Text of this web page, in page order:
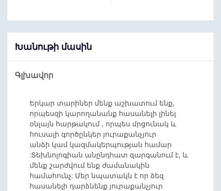
Խանութի մասին
Գլխավոր
Երկար տարիներ մենք աշխատում ենք,
որպեսզի կարողանանք հասանելի լինել
օնլայն հարթակում , որպես մրցունակ և
հուսալի գործընկեր յուրաքանչյուր
անձի կամ կազմակերպության համար
:Տեխնոլոգիան անընդհատ զարգանում է, և
մենք շարժվում ենք ժամանակին
համահունչ: Մեր նպատակն է որ ձեզ
հասանելի դարձնենք յուրաքանչյուր